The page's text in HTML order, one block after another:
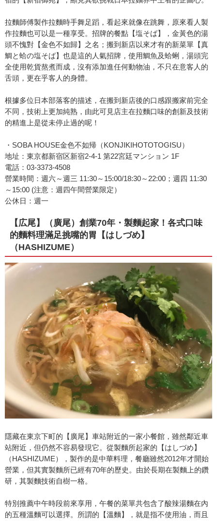
拉麵師傅製作拉麵時手舞足蹈，看起來就像在跳舞，原來看人製
作拉麵也可以是一種享受。招牌的餐點【塩そば】，金黃色的湯
頭不愧對【金色不如歸】之名；搬到新店以來才有的新菜單【真
鯛と蛤の塩そば】也是這的人氣招牌，使用鯛魚及蛤蜊，湯頭完
全使用乾貨熬煮而成，沒有添加進任何動物油，不只在意客人的
舌頭，更在乎客人的身體。
根據多位日本部落客的描述，在搬到新店後的口感跟搬家前完全
不同，技術上更加純熟，由此可見店主在拉麵口味的創新及技術
的精進上是從未停止過的呢！
・SOBA HOUSE金色不如帰（KONJIKIHOTOTOGISU）
地址：東京都新宿区新宿2-4-1 第22宮廷マンション 1F
電話：03-3373-4508
營業時間：週六～週三 11:30～15:00/18:30～22:00；週四 11:30
～15:00 (注意：週四午間營業限定）
公休日：週一
【広尾】（廣尾）創業70年・製麵起家！各式口味
的麵料理滿足挑嘴的胃【はしづめ】
（HASHIZUME）
隱藏在東京下町的【廣尾】車站附近的一家小餐館，雖然鄰近車
站附近，但仍然不容易發現它。從製麵所起家的【はしづめ】
（HASHIZUME），製作的是中華料理，餐廳雖然2012年才開始
營業，但其實製麵所已經有70年的歷史。由於長期在製麵上的鑽
研，其製麵技術自樹一格。
特別推薦中午時段前來享用，午餐的菜單共包含了酸辣湯麵在內
的五種溫麵可以選擇。所謂的【溫麵】，就是指不使用油，而且